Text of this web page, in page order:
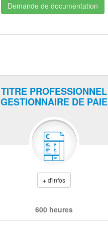
Demande de documentation
TITRE PROFESSIONNEL
GESTIONNAIRE DE PAIE
+ d'infos
600 heures